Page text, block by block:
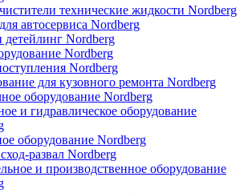
технические жидкости Nordberg
автосервиса Nordberg
Nordberg
Nordberg
Nordberg
для кузовного ремонта Nordberg
оборудование Nordberg
и гидравлическое оборудование
оборудование Nordberg
развал Nordberg
и производственное оборудование